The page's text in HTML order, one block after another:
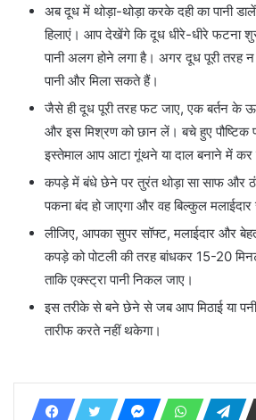
अब दूध में थोड़ा-थोड़ा करके दही का पानी
हिलाएं। आप देखेंगे कि दूध धीरे-धीरे फटना
पानी अलग होने लगा है। अगर दूध पूरी तरह न
पानी और मिला सकते हैं।
जैसे ही दूध पूरी तरह फट जाए, एक बर्तन के
और इस मिश्रण को छान लें। बचे हुए पौष्टिक
इस्तेमाल आप आटा गूंथने या दाल बनाने में
कपड़े में बंधे छेने पर तुरंत थोड़ा सा साफ और
पकना बंद हो जाएगा और वह बिल्कुल मलाईदार
लीजिए, आपका सुपर सॉफ्ट, मलाईदार और
कपड़े को पोटली की तरह बांधकर 15-20
ताकि एक्स्ट्रा पानी निकल जाए।
इस तरीके से बने छेने से जब आप मिठाई या
तारीफ करते नहीं थकेगा।